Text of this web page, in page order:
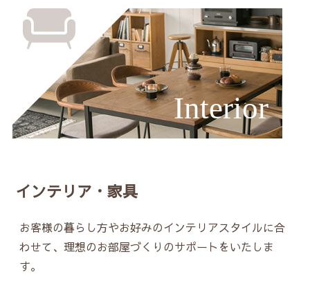
Interior
インテリア・家具
お客様の暮らし方やお好みのインテリアスタイルに合
わせて、理想のお部屋づくりのサポートをいたしま
す。